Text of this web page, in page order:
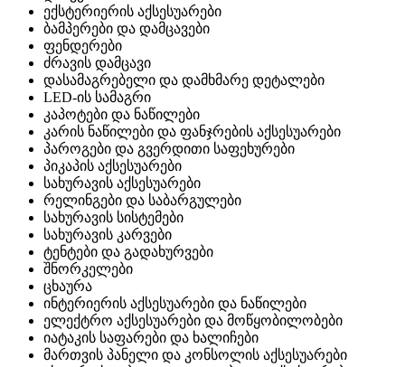
ექსტერიერის აქსესუარები
ბამპერები და დამცავები
ფენდერები
ძრავის დამცავი
დასამაგრებელი და დამხმარე დეტალები
LED-ის სამაგრი
კაპოტები და ნაწილები
კარის ნაწილები და ფანჯრების აქსესუარები
პაროგები და გვერდითი საფეხურები
პიკაპის აქსესუარები
სახურავის აქსესუარები
რელინგები და საბარგულები
სახურავის სისტემები
სახურავის კარვები
ტენტები და გადახურვები
შნორკელები
ცხაურა
ინტერიერის აქსესუარები და ნაწილები
ელექტრო აქსესუარები და მოწყობილობები
იატაკის საფარები და ხალიჩები
მართვის პანელი და კონსოლის აქსესუარები